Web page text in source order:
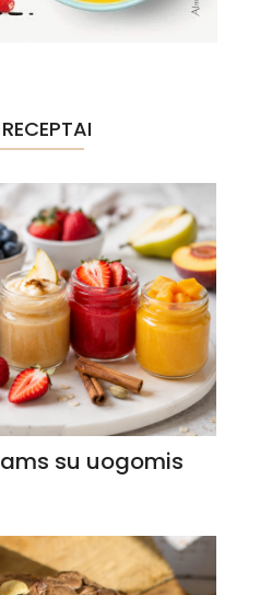
su uogomis